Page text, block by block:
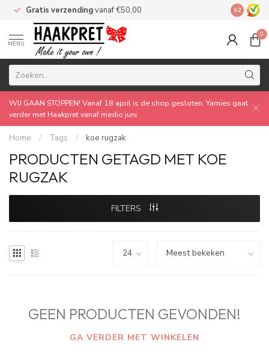
Gratis verzendingvanaf €50,00 Made by
9.2
MENU
0
WIJ GAAN STOPPEN! Vanaf 18 april is de shop gesloten. Yarnies gaat
verder met Haakpret vanaf medio juni
Home / Tags / koe rugzak
PRODUCTEN GETAGD MET KOE
RUGZAK
FILTERS
GEEN PRODUCTEN GEVONDEN!
GA VERDER MET WINKELEN